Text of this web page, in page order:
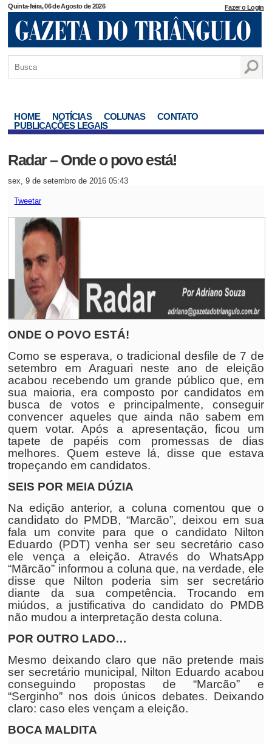
Quinta-feira, 06 de Agosto de 2026 Fazer o Login
HOME NOTÍCIAS COLUNAS
CONTATO
PUBLICAÇÕES LEGAIS
Radar – Onde o povo está!
sex, 9 de setembro de 2016 05:43
Tweetar
ONDE O POVO ESTÁ!
Como se esperava, o tradicional desfile de 7 de
setembro em Araguari neste ano de eleição
acabou recebendo um grande público que, em
sua maioria, era composto por candidatos em
busca de votos e principalmente, conseguir
convencer aqueles que ainda não sabem em
quem votar. Após a apresentação, ficou um
tapete de papéis com promessas de dias
melhores. Quem esteve lá, disse que estava
tropeçando em candidatos.
SEIS POR MEIA DÚZIA
Na edição anterior, a coluna comentou que o
candidato do PMDB, “Marcão”, deixou em sua
fala um convite para que o candidato Nilton
Eduardo (PDT) venha ser seu secretário caso
ele vença a eleição. Através do WhatsApp
“Mãrcão” informou a coluna que, na verdade, ele
disse que Nilton poderia sim ser secretário
diante da sua competência. Trocando em
miúdos, a justificativa do candidato do PMDB
não mudou a interpretação desta coluna.
POR OUTRO LADO…
Mesmo deixando claro que não pretende mais
ser secretário municipal, Nilton Eduardo acabou
conseguindo propostas de “Marcão” e
“Serginho” nos dois únicos debates. Deixando
claro: caso eles vençam a eleição.
BOCA MALDITA